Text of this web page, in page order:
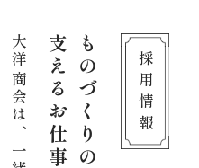
採用情報
支えるお仕事